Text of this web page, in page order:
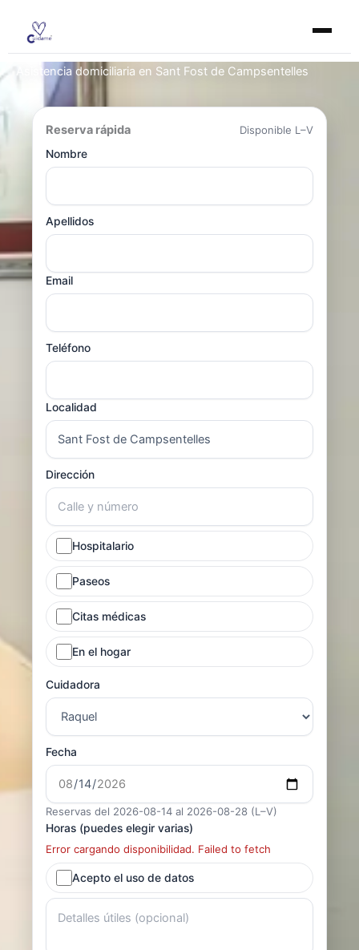
contenido
Asistencia domiciliaria en Sant Fost de Campsentelles
Reserva rápida
Disponible L–V
Nombre
Apellidos
Email
Teléfono
Localidad
Dirección
Hospitalario
Paseos
Citas médicas
En el hogar
Cuidadora
Fecha
Reservas del 2026-08-14 al 2026-08-28 (L–V)
Horas (puedes elegir varias)
Error cargando disponibilidad. Failed to fetch
Acepto el uso de datos